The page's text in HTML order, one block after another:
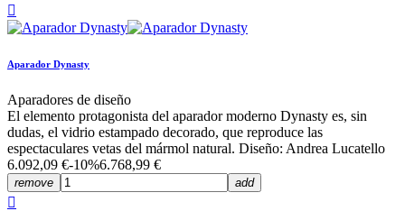

Aparador Dynasty
Aparadores de diseño
El elemento protagonista del aparador moderno Dynasty es, sin
dudas, el vidrio estampado decorado, que reproduce las
espectaculares vetas del mármol natural. Diseño: Andrea Lucatello
6.092,09 €-10%6.768,99 €
remove add
